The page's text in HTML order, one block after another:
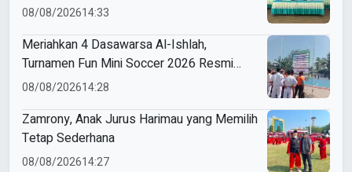
08/08/202614:33
Meriahkan 4 Dasawarsa Al-Ishlah,
Turnamen Fun Mini Soccer 2026 Resmi
Digelar
08/08/202614:28
Zamrony, Anak Jurus Harimau yang Memilih
Tetap Sederhana
08/08/202614:27